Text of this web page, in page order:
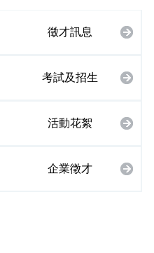
徵才訊息
考試及招生
活動花絮
企業徵才